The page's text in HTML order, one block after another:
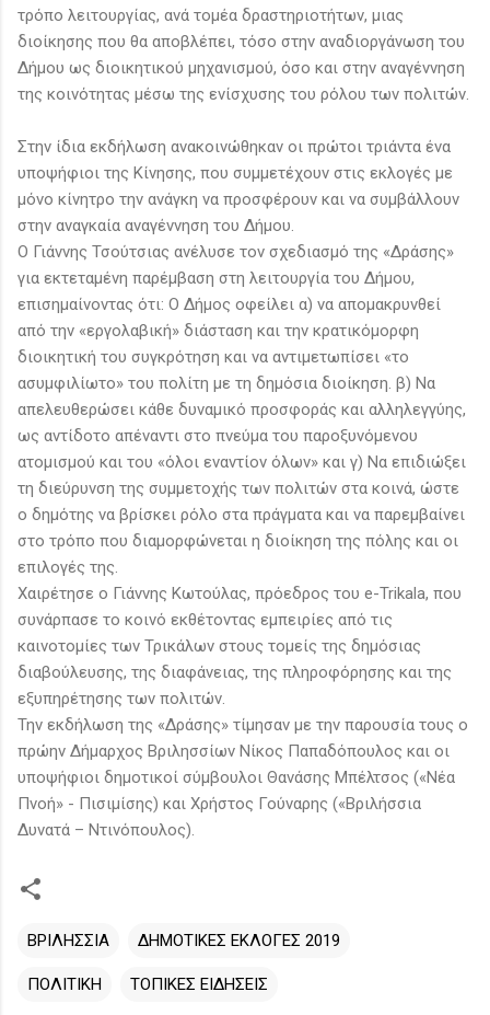
τρόπο λειτουργίας, ανά τομέα δραστηριοτήτων, μιας
διοίκησης που θα αποβλέπει, τόσο στην αναδιοργάνωση του
Δήμου ως διοικητικού μηχανισμού, όσο και στην αναγέννηση
της κοινότητας μέσω της ενίσχυσης του ρόλου των πολιτών.
Στην ίδια εκδήλωση ανακοινώθηκαν οι πρώτοι τριάντα ένα
υποψήφιοι της Κίνησης, που συμμετέχουν στις εκλογές με
μόνο κίνητρο την ανάγκη να προσφέρουν και να συμβάλλουν
στην αναγκαία αναγέννηση του Δήμου.
Ο Γιάννης Τσούτσιας ανέλυσε τον σχεδιασμό της «Δράσης»
για εκτεταμένη παρέμβαση στη λειτουργία του Δήμου,
επισημαίνοντας ότι: Ο Δήμος οφείλει α) να απομακρυνθεί
από την «εργολαβική» διάσταση και την κρατικόμορφη
διοικητική του συγκρότηση και να αντιμετωπίσει «το
ασυμφιλίωτο» του πολίτη με τη δημόσια διοίκηση. β) Να
απελευθερώσει κάθε δυναμικό προσφοράς και αλληλεγγύης,
ως αντίδοτο απέναντι στο πνεύμα του παροξυνόμενου
ατομισμού και του «όλοι εναντίον όλων» και γ) Να επιδιώξει
τη διεύρυνση της συμμετοχής των πολιτών στα κοινά, ώστε
ο δημότης να βρίσκει ρόλο στα πράγματα και να παρεμβαίνει
στο τρόπο που διαμορφώνεται η διοίκηση της πόλης και οι
επιλογές της.
Χαιρέτησε ο Γιάννης Κωτούλας, πρόεδρος του e-Trikala, που
συνάρπασε το κοινό εκθέτοντας εμπειρίες από τις
καινοτομίες των Τρικάλων στους τομείς της δημόσιας
διαβούλευσης, της διαφάνειας, της πληροφόρησης και της
εξυπηρέτησης των πολιτών.
Την εκδήλωση της «Δράσης» τίμησαν με την παρουσία τους ο
πρώην Δήμαρχος Βριλησσίων Νίκος Παπαδόπουλος και οι
υποψήφιοι δημοτικοί σύμβουλοι Θανάσης Μπέλτσος («Νέα
Πνοή» - Πισιμίσης) και Χρήστος Γούναρης («Βριλήσσια
Δυνατά – Ντινόπουλος).
ΒΡΙΛΗΣΣΙΑ ΔΗΜΟΤΙΚΕΣ ΕΚΛΟΓΕΣ 2019
ΠΟΛΙΤΙΚΗ ΤΟΠΙΚΕΣ ΕΙΔΗΣΕΙΣ